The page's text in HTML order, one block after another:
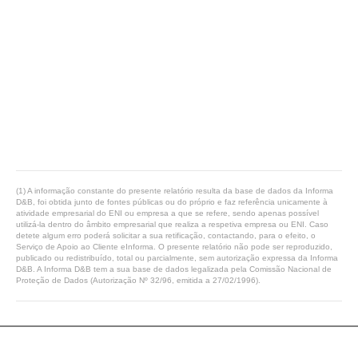
(1) A informação constante do presente relatório resulta da base de dados da Informa
D&B, foi obtida junto de fontes públicas ou do próprio e faz referência unicamente à
atividade empresarial do ENI ou empresa a que se refere, sendo apenas possível
utilizá-la dentro do âmbito empresarial que realiza a respetiva empresa ou ENI. Caso
detete algum erro poderá solicitar a sua retificação, contactando, para o efeito, o
Serviço de Apoio ao Cliente eInforma. O presente relatório não pode ser reproduzido,
publicado ou redistribuído, total ou parcialmente, sem autorização expressa da Informa
D&B. A Informa D&B tem a sua base de dados legalizada pela Comissão Nacional de
Proteção de Dados (Autorização Nº 32/96, emitida a 27/02/1996).